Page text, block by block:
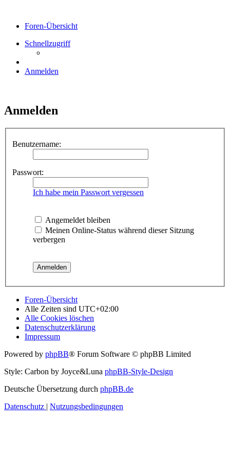
Foren-Übersicht
Schnellzugriff
Anmelden
Anmelden
Benutzername:
Passwort:
Ich habe mein Passwort vergessen
Angemeldet bleiben
Meinen Online-Status während dieser Sitzung
verbergen
Foren-Übersicht
Alle Zeiten sind UTC+02:00
Alle Cookies löschen
Datenschutzerklärung
Impressum
Powered by phpBB® Forum Software © phpBB Limited
Style: Carbon by Joyce&Luna phpBB-Style-Design
Deutsche Übersetzung durch phpBB.de
Datenschutz | Nutzungsbedingungen